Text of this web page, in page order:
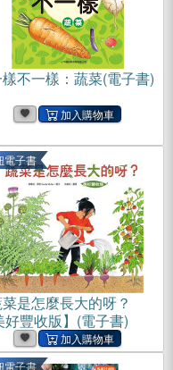
不一樣：蔬菜(電子書)
電子書
是怎麼長大的呀？
好豐收版】(電子書)
電子書